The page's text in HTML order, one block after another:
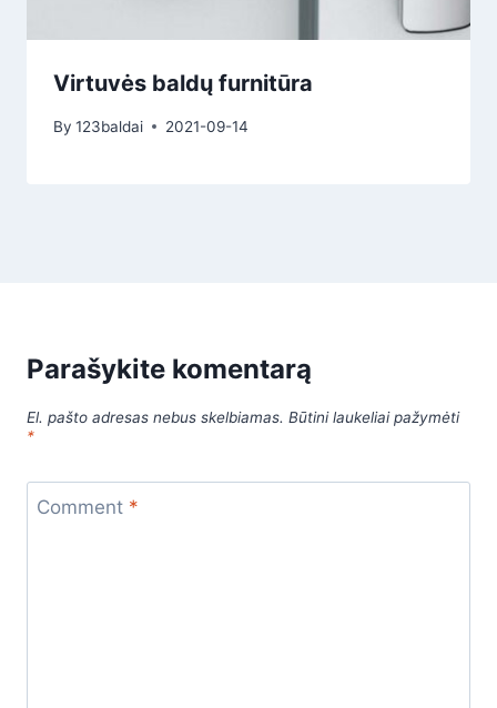
Virtuvės baldų furnitūra
By 123baldai 2021-09-14
Parašykite komentarą
El. pašto adresas nebus skelbiamas. Būtini laukeliai pažymėti
*
Comment *